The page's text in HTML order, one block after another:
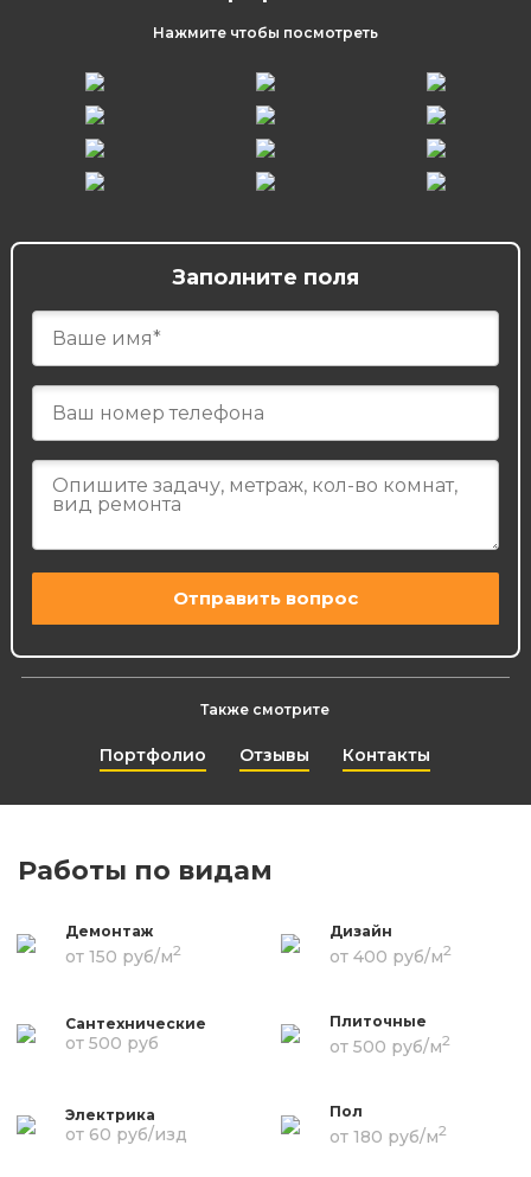
Нажмите чтобы посмотреть
Заполните поля
Также смотрите
Портфолио Отзывы Контакты
Работы по видам
Демонтаж
от 150 руб/м2
Дизайн
от 400 руб/м2
Сантехнические
от 500 руб
Плиточные
от 500 руб/м2
Электрика
от 60 руб/изд
Пол
от 180 руб/м2